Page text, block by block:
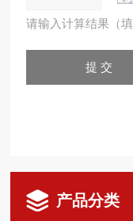
请输入计算结果（
产品分类